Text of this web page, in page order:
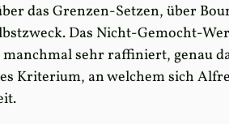
das Grenzen-Setzen, über
Das Nicht-Gemocht-
sehr raffiniert, genau
Kriterium, an welchem sich